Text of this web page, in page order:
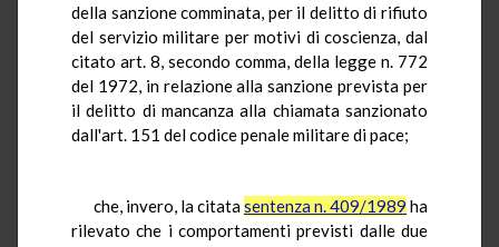
della sanzione comminata, per il delitto di rifiuto
del servizio militare per motivi di coscienza, dal
citato art. 8, secondo comma, della legge n. 772
del 1972, in relazione alla sanzione prevista per
il delitto di mancanza alla chiamata sanzionato
dall'art. 151 del codice penale militare di pace;
che, invero, la citatasentenza n. 409/1989 ha
rilevato che i comportamenti previsti dalle due